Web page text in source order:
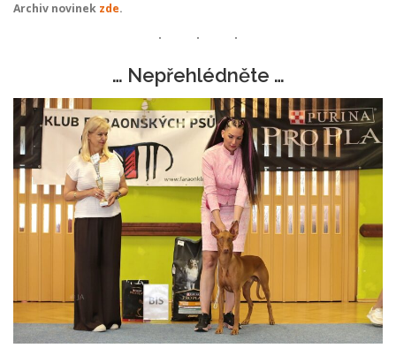
Archiv novinek zde.
… Nepřehlédněte …